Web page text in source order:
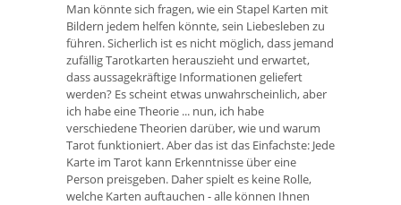
Man könnte sich fragen, wie ein Stapel Karten mit
Bildern jedem helfen könnte, sein Liebesleben zu
führen. Sicherlich ist es nicht möglich, dass jemand
zufällig Tarotkarten herauszieht und erwartet,
dass aussagekräftige Informationen geliefert
werden? Es scheint etwas unwahrscheinlich, aber
ich habe eine Theorie ... nun, ich habe
verschiedene Theorien darüber, wie und warum
Tarot funktioniert. Aber das ist das Einfachste: Jede
Karte im Tarot kann Erkenntnisse über eine
Person preisgeben. Daher spielt es keine Rolle,
welche Karten auftauchen - alle können Ihnen